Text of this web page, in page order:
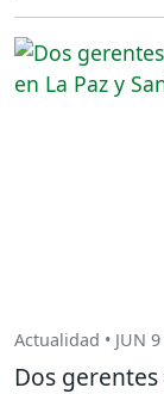
Actualidad • JUN
Dos